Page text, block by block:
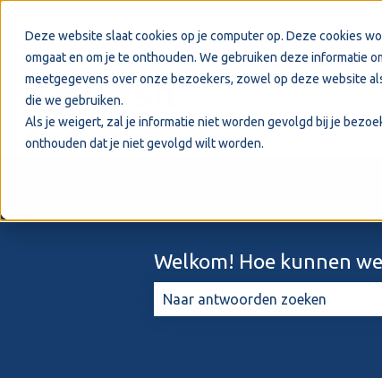
Deze website slaat cookies op je computer op. Deze cookies
omgaat en om je te onthouden. We gebruiken deze informatie
meetgegevens over onze bezoekers, zowel op deze website
die we gebruiken.
Als je weigert, zal je informatie niet worden gevolgd bij je
onthouden dat je niet gevolgd wilt worden.
Welkom! Hoe kunnen